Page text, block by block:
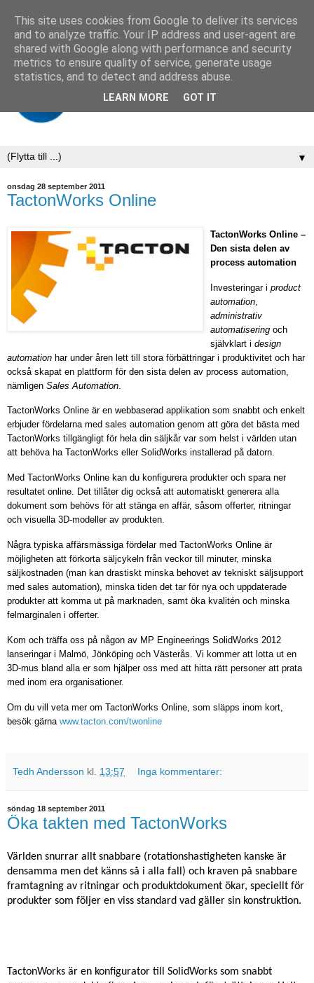
▼
onsdag 28 september 2011
TactonWorks Online
TactonWorks Online –
Den sista delen av
process automation
Investeringar i product
automation
administrativ
automatisering och
självklart i design
automation har under åren lett till stora förbättringar i produktivitet och har
också skapat en plattform för den sista delen av process automation,
nämligen Sales Automation
TactonWorks Online är en webbaserad applikation som snabbt och enkelt
erbjuder fördelarna med sales automation genom att göra det bästa med
TactonWorks tillgängligt för hela din säljkår var som helst i världen utan
att behöva ha TactonWorks eller SolidWorks installerad på datorn.
Med TactonWorks Online kan du konfigurera produkter och spara ner
resultatet online. Det tillåter dig också att automatiskt generera alla
dokument som behövs för att stänga en affär, såsom offerter, ritningar
och visuella 3D-modeller av produkten.
Några typiska affärsmässiga fördelar med TactonWorks Online är
möjligheten att förkorta säljcykeln från veckor till minuter, minska
säljkostnaden (man kan drastiskt minska behovet av tekniskt säljsupport
med sales automation), minska tiden det tar för nya och uppdaterade
produkter att komma ut på marknaden, samt öka kvalitén och minska
felmarginalen i offerter.
Kom och träffa oss på någon av MP Engineerings SolidWorks 2012
lanseringar i Malmö, Jönköping och Västerås. Vi kommer att lotta ut en
3D-mus bland alla er som hjälper oss med att hitta rätt personer att prata
med inom era organisationer.
Om du vill veta mer om TactonWorks Online, som släpps inom kort,
besök gärna www.tacton.com/twonline
Tedh Andersson kl. 13:57 Inga kommentarer:
söndag 18 september 2011
Öka takten med TactonWorks
Världen snurrar allt snabbare (rotationshastigheten kanske är
densamma men det känns så i alla fall) och kraven på snabbare
framtagning av ritningar och produktdokument ökar, speciellt för
produkter som följer en viss standard vad gäller sin konstruktion.
TactonWorks är en konfigurator till SolidWorks som snabbt
This site uses cookies from Google to deliver its services
and to analyze traffic. Your IP address and user-agent are
shared with Google along with performance and security
metrics to ensure quality of service, generate usage
statistics, and to detect and address abuse.
LEARN MORE GOT IT